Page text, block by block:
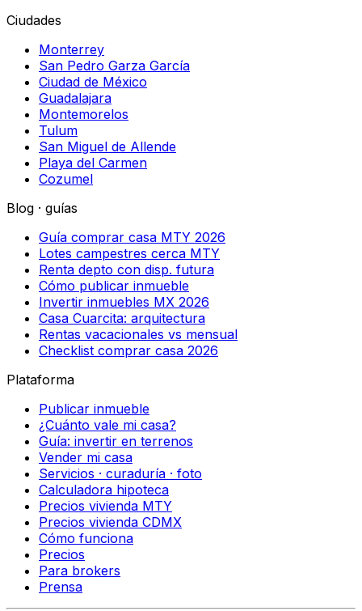
Ciudades
Monterrey
San Pedro Garza García
Ciudad de México
Guadalajara
Montemorelos
Tulum
San Miguel de Allende
Playa del Carmen
Cozumel
Blog · guías
Guía comprar casa MTY 2026
Lotes campestres cerca MTY
Renta depto con disp. futura
Cómo publicar inmueble
Invertir inmuebles MX 2026
Casa Cuarcita: arquitectura
Rentas vacacionales vs mensual
Checklist comprar casa 2026
Plataforma
Publicar inmueble
¿Cuánto vale mi casa?
Guía: invertir en terrenos
Vender mi casa
Servicios · curaduría · foto
Calculadora hipoteca
Precios vivienda MTY
Precios vivienda CDMX
Cómo funciona
Precios
Para brokers
Prensa